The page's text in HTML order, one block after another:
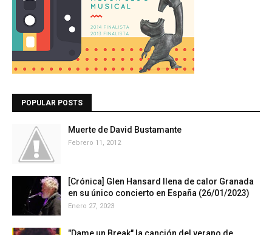
POPULAR POSTS
Muerte de David Bustamante
Febrero 11, 2012
[Crónica] Glen Hansard llena de calor Granada
en su único concierto en España (26/01/2023)
Enero 27, 2023